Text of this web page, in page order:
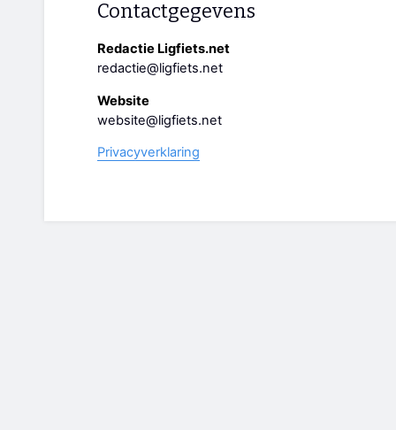
Contactgegevens
Redactie Ligfiets.net
redactie@ligfiets.net
Website
website@ligfiets.net
Privacyverklaring